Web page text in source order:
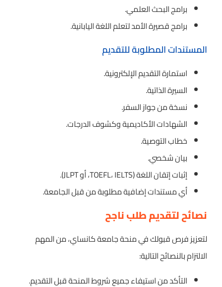
برامج البحث العلمي.
برامج قصيرة الأمد لتعلم اللغة اليابانية.
المستندات المطلوبة للتقديم
استمارة التقديم الإلكترونية.
السيرة الذاتية.
نسخة من جواز السفر.
الشهادات الأكاديمية وكشوف الدرجات.
خطاب التوصية.
بيان شخصي.
إثبات إتقان اللغة (TOEFL، IELTS، أو JLPT).
أي مستندات إضافية مطلوبة من قبل الجامعة.
نصائح لتقديم طلب ناجح
لتعزيز فرص قبولك في منحة جامعة كانساي، من المهم
الالتزام بالنصائح التالية:
التأكد من استيفاء جميع شروط المنحة قبل التقديم.